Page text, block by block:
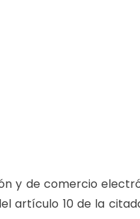
de comercio
10 de la citada